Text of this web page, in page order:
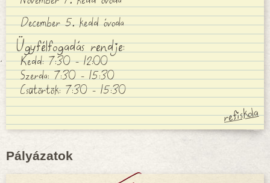
December 5. kedd óvoda
Ügyfélfogadás rendje:
Kedd: 7:30 - 12:00
Szerda: 7:30 - 15:30
Csütörtök: 7:30 - 15:30
Pályázatok